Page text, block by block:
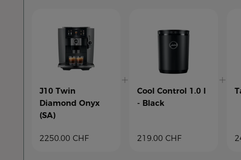
J10 Twin
Diamond Onyx
(SA)
2250.00 CHF
Cool Control 1.0 l
- Black
219.00 CHF